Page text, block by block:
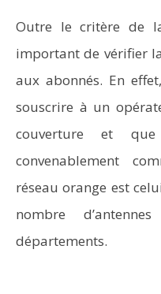
Outre le critère de
important de vérifier
aux abonnés. En
souscrire à un
couverture et
convenablement
réseau orange est
nombre
départements.